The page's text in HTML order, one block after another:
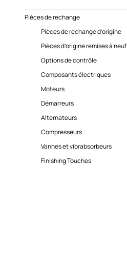
Pièces de rechange
Pièces de rechange d’origine
Pièces d’origine remises à neuf
Options de contrôle
Composants électriques
Moteurs
Démarreurs
Alternateurs
Compresseurs
Vannes et vibrabsorbeurs
Finishing Touches